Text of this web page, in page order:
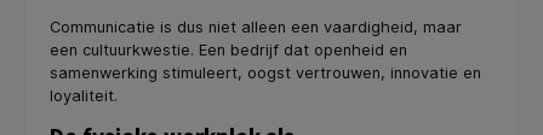
Communicatie is dus niet alleen een vaardigheid, maar
een cultuurkwestie. Een bedrijf dat openheid en
samenwerking stimuleert, oogst vertrouwen, innovatie en
loyaliteit.